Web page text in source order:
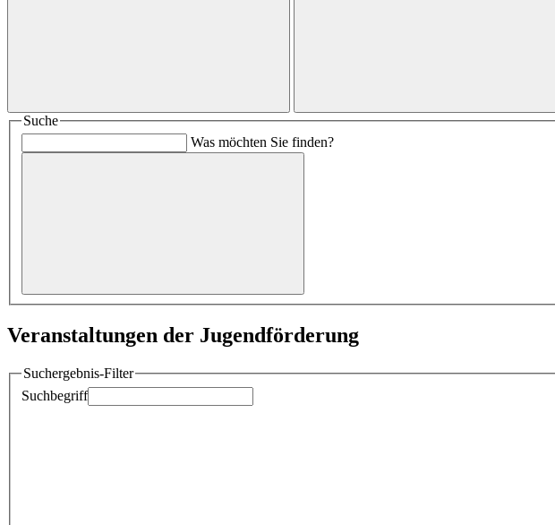
Suche
Was möchten Sie finden?
Veranstaltungen der Jugendförderung
Suchergebnis-Filter
Suchbegriff